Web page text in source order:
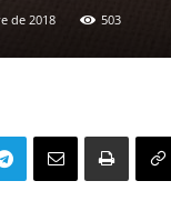
de 2018 503